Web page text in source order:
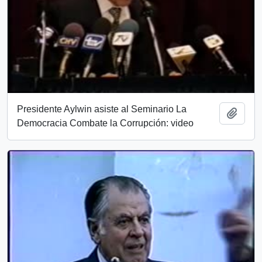
Presidente Aylwin asiste al Seminario La
Democracia Combate la Corrupción: video